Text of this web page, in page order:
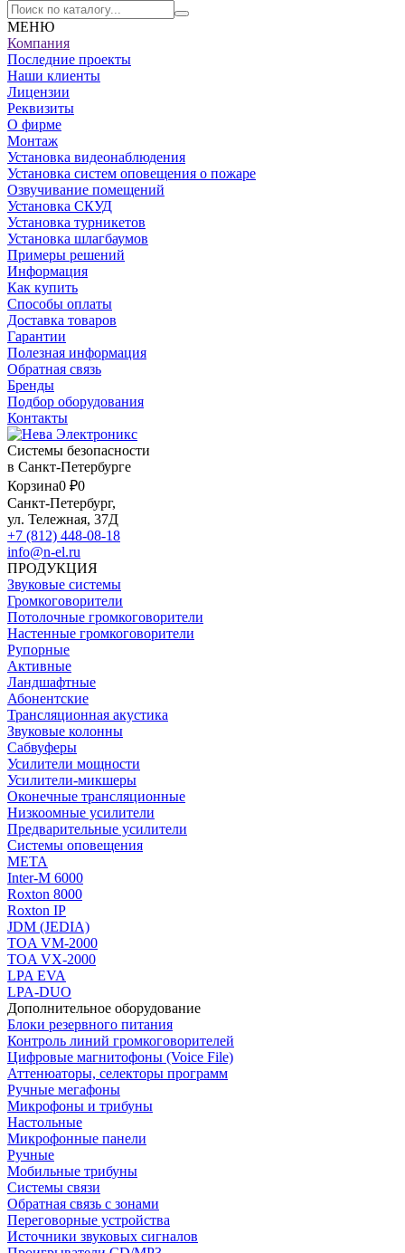
МЕНЮ
Компания
Последние проекты
Наши клиенты
Лицензии
Реквизиты
О фирме
Монтаж
Установка видеонаблюдения
Установка систем оповещения о пожаре
Озвучивание помещений
Установка СКУД
Установка турникетов
Установка шлагбаумов
Примеры решений
Информация
Как купить
Способы оплаты
Доставка товаров
Гарантии
Полезная информация
Обратная связь
Бренды
Подбор оборудования
Контакты
Системы безопасности
в Санкт-Петербурге
Корзина0 ₽0
Санкт-Петербург,
ул. Тележная, 37Д
+7 (812) 448-08-18
info@n-el.ru
ПРОДУКЦИЯ
Звуковые системы
Громкоговорители
Потолочные громкоговорители
Настенные громкоговорители
Рупорные
Активные
Ландшафтные
Абонентские
Трансляционная акустика
Звуковые колонны
Сабвуферы
Усилители мощности
Усилители-микшеры
Оконечные трансляционные
Низкоомные усилители
Предварительные усилители
Системы оповещения
МЕТА
Inter-M 6000
Roxton 8000
Roxton IP
JDM (JEDIA)
TOA VM-2000
TOA VX-2000
LPA EVA
LPA-DUO
Дополнительное оборудование
Блоки резервного питания
Контроль линий громкоговорителей
Цифровые магнитофоны (Voice File)
Аттенюаторы, селекторы программ
Ручные мегафоны
Микрофоны и трибуны
Настольные
Микрофонные панели
Ручные
Мобильные трибуны
Системы связи
Обратная связь с зонами
Переговорные устройства
Источники звуковых сигналов